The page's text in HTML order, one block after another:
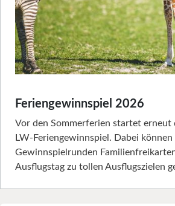
Feriengewinnspiel 2026
Vor den Sommerferien startet erneut
LW-Feriengewinnspiel. Dabei können
Gewinnspielrunden
Ausflugstag zu tollen Ausflugszielen